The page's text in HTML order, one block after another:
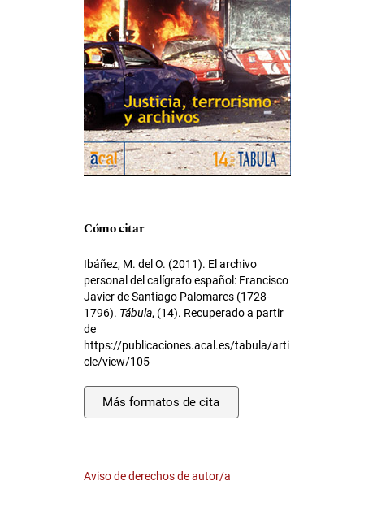
Cómo citar
Ibáñez, M. del O. (2011). El archivo
personal del calígrafo español: Francisco
Javier de Santiago Palomares (1728-
1796). Tábula, (14). Recuperado a partir
de
https://publicaciones.acal.es/tabula/arti
cle/view/105
Más formatos de cita
Aviso de derechos de autor/a